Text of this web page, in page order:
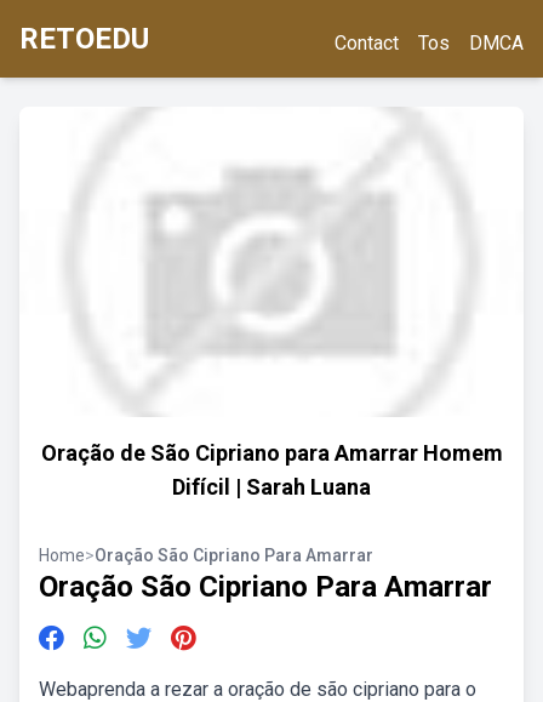
RETOEDU Contact Tos DMCA
Oração de São Cipriano para Amarrar Homem
Difícil | Sarah Luana
Home>Oração São Cipriano Para Amarrar
Oração São Cipriano Para Amarrar
Webaprenda a rezar a oração de são cipriano para o